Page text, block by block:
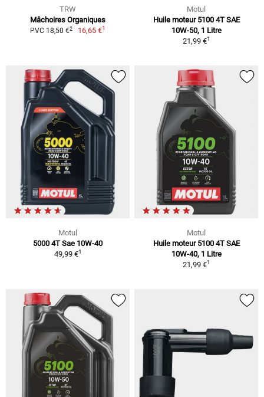
TRW
Mâchoires Organiques
PVC 18,50 €2 16,65 €1
Motul
Huile moteur 5100 4T SAE
10W-50, 1 Litre
21,99 €1
Motul
5000 4T Sae 10W-40
49,99 €1
Motul
Huile moteur 5100 4T SAE
10W-40, 1 Litre
21,99 €1